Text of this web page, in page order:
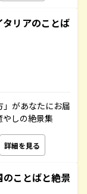
リアのことば
があなたにお届
しの絶景集
詳細を見る
ことばと絶景